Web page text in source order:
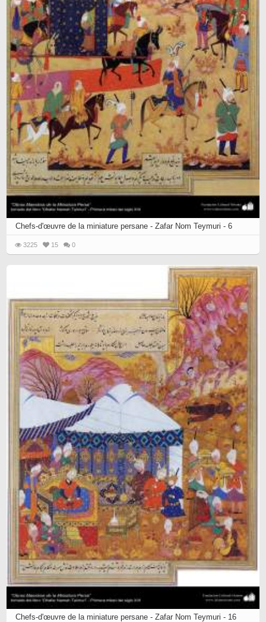
Chefs-d'œuvre de la miniature persane - Zafar Nom Teymuri - 6
3225 15 0
Chefs-d'œuvre de la miniature persane - Zafar Nom Teymuri - 16